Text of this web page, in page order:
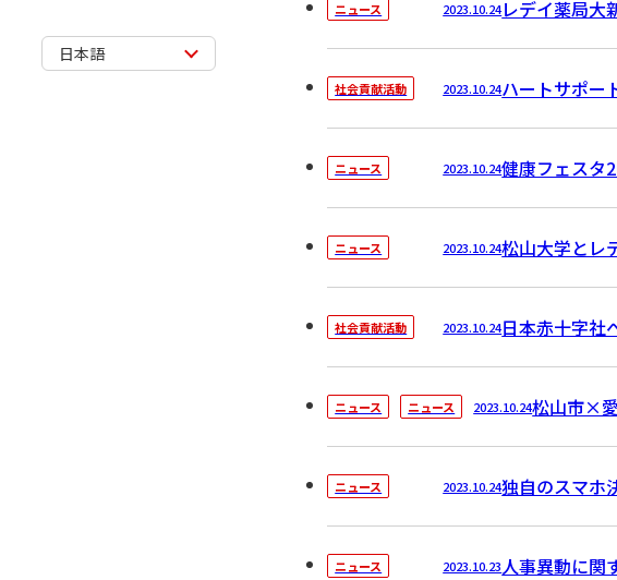
日本語
ニュース 2023.10.24レデイ薬局大
社会貢献活動 2023.10.24ハートサポー
ニュース 2023.10.24健康フェスタ
ニュース 2023.10.24松山大学とレ
社会貢献活動 2023.10.24日本赤十字社
ニュース ニュース 2023.10.24松山市×
ニュース 2023.10.24独自のスマホ
ニュース 2023.10.23人事異動に関